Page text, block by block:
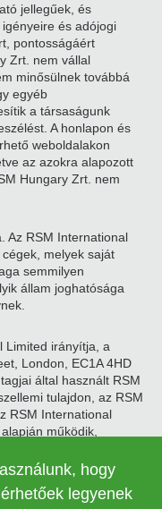
jellegűek, és
és adójogi
pontosságáért
Zrt. nem vállal
minősülnek továbbá
egyéb
a társaságunk
A honlapon és
weboldalakon
az azokra alapozott
Hungary Zrt. nem
Az RSM International
melyek saját
semmilyen
állam joghatósága
Limited irányítja, a
London, EC1A 4HD
által használt RSM
tulajdon, az RSM
RSM International
működik,
fenntartva
hogy
legyenek